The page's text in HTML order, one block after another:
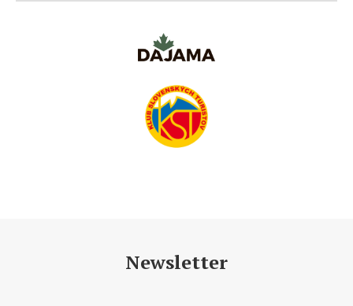
Newsletter